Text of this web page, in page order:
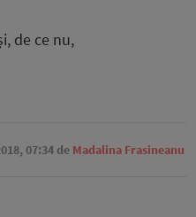
de ce nu,
07:34 de Madalina Frasineanu